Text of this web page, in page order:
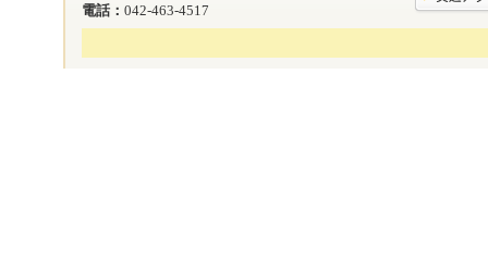
電話： 042-463-4517